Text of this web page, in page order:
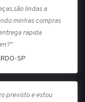
lindas a
minhas compras
rapida
SP
previsto e estou